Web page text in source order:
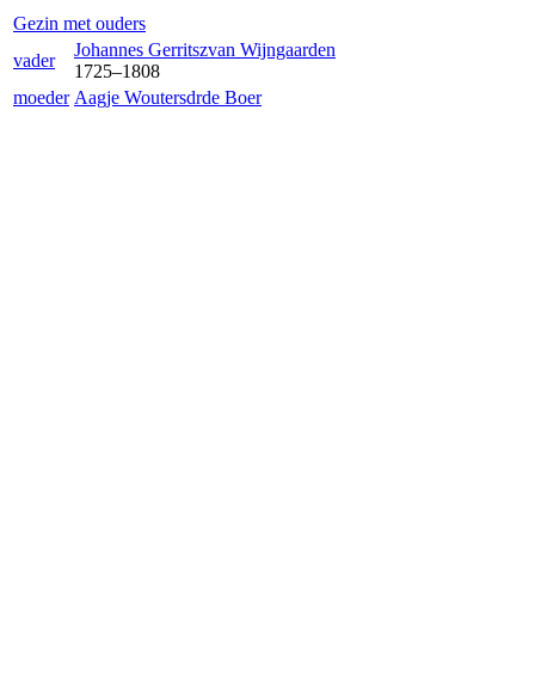
Gezin met ouders
vader
Johannes Gerritszvan Wijngaarden
1725–1808
moeder Aagje Woutersdrde Boer